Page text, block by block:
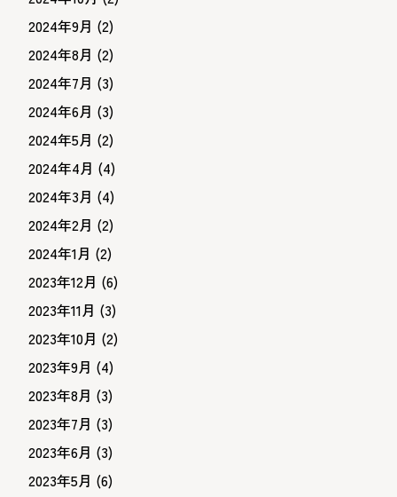
2024年9月 (2)
2024年8月 (2)
2024年7月 (3)
2024年6月 (3)
2024年5月 (2)
2024年4月 (4)
2024年3月 (4)
2024年2月 (2)
2024年1月 (2)
2023年12月 (6)
2023年11月 (3)
2023年10月 (2)
2023年9月 (4)
2023年8月 (3)
2023年7月 (3)
2023年6月 (3)
2023年5月 (6)